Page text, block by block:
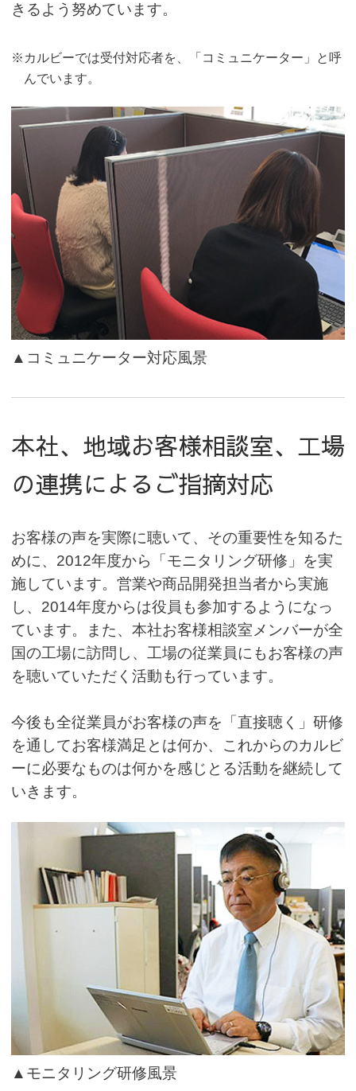
きるよう努めています。
※カルビーでは受付対応者を、「コミュニケーター」と呼
んでいます。
▲コミュニケーター対応風景
本社、地域お客様相談室、工場
の連携によるご指摘対応
お客様の声を実際に聴いて、その重要性を知るた
めに、2012年度から「モニタリング研修」を実
施しています。営業や商品開発担当者から実施
し、2014年度からは役員も参加するようになっ
ています。また、本社お客様相談室メンバーが全
国の工場に訪問し、工場の従業員にもお客様の声
を聴いていただく活動も行っています。
今後も全従業員がお客様の声を「直接聴く」研修
を通してお客様満足とは何か、これからのカルビ
ーに必要なものは何かを感じとる活動を継続して
いきます。
▲モニタリング研修風景